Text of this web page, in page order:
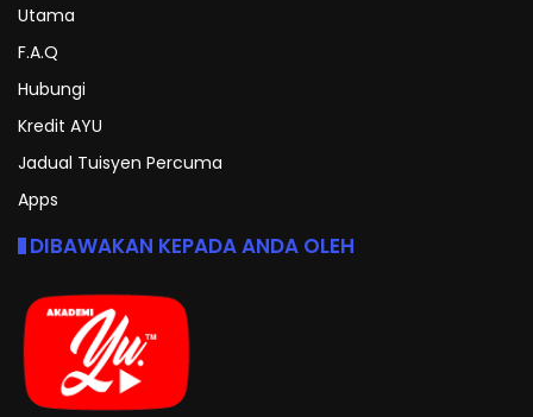
Utama
F.A.Q
Hubungi
Kredit AYU
Jadual Tuisyen Percuma
Apps
DIBAWAKAN KEPADA ANDA OLEH